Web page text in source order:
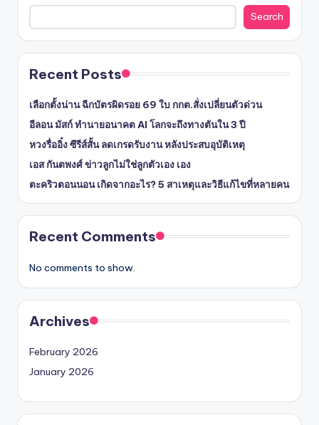
Search
Recent Posts
เลือกตั้งน่าน ฉีกบัตรผิดรอย 69 ใบ กกต.สั่งเปลี่ยนตัวด่วน
อีลอน มัสก์ ทำนายอนาคต AI โลกจะถึงทางตันใน 3 ปี
หวงรื่ออิ๋ง ซีรีส์สั้น ลดเกรดรับงาน หลังประสบอุบัติเหตุ
เอส กันตพงศ์ ข่าวลูกไม่ใช่ลูกตัวเอง เอง
ตะคริวตอนนอน เกิดจากอะไร? 5 สาเหตุและวิธีแก้ไขที่หลายคน
Recent Comments
No comments to show.
Archives
February 2026
January 2026